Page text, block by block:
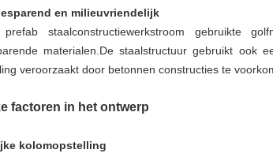
en milieuvriendelijk
staalconstructiewerkstroom gebruikte
materialen.De staalstructuur gebruikt ook
veroorzaakt door betonnen constructies te
factoren in het ontwerp
kolomopstelling